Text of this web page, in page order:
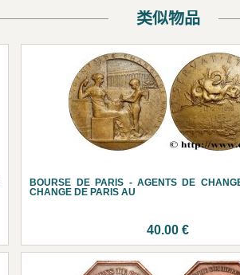
类似物品
BOURSE DE PARIS - AGENTS DE
CHANGE DE PARIS AU
40.00 €